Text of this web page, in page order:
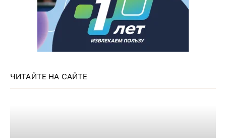
ЧИТАЙТЕ НА САЙТЕ